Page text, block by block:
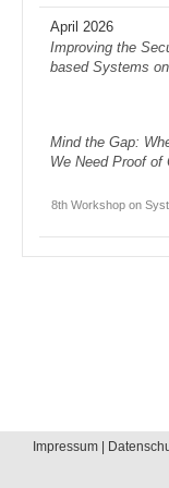
April 2026
Improving the
based Systems
Mind the Gap:
We Need Proof of
8th Workshop on
Impressum |